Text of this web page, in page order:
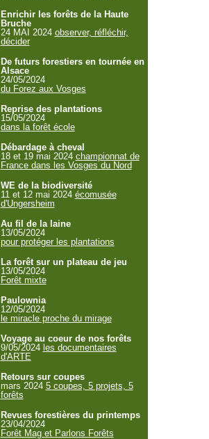
Enrichir les forêts de la Haute
Bruche
24 MAI 2024 observer, réfléchir,
décider
De futurs forestiers en tournée en
Alsace
24/05/2024
du Forez aux Vosges
Reprise des plantations
15/05/2024
dans la forêt école
Débardage à cheval
18 et 19 mai 2024 championnat de
France dans les Vosges du Nord
WE de la biodiversité
11 et 12 mai 2024 écomusée
d'Ungersheim
Au fil de la laine
13/05/2024
pour protéger les plantations
La forêt sur un plateau de jeu
13/05/2024
Forêt mixte
Paulownia
12/05/2024
le miracle proche du mirage
Voyage au coeur de nos forêts
9/05/2024 les documentaires
d'ARTE
Retours sur coupes
mars 2024 5 coupes, 5 projets, 5
forêts
Revues forestières du printemps
23/04/2024
Forêt Mag et Parlons Forêts